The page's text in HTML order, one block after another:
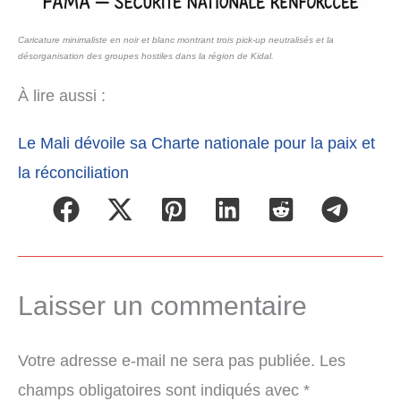
Caricature minimaliste en noir et blanc montrant trois pick-up neutralisés et la
désorganisation des groupes hostiles dans la région de Kidal.
À lire aussi :
Le Mali dévoile sa Charte nationale pour la paix et
la réconciliation
Laisser un commentaire
Votre adresse e-mail ne sera pas publiée. Les
champs obligatoires sont indiqués avec *